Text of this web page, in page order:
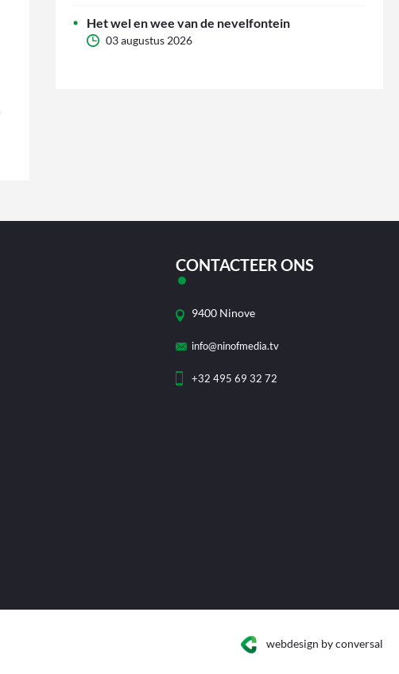
Het wel en wee van de nevelfontein
03 augustus 2026
CONTACTEER ONS
9400 Ninove
info@ninofmedia.tv
+32 495 69 32 72
webdesign by conversal